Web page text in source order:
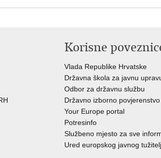
Korisne
Vlada Republike Hrvatske
Državna škola za javnu
Odbor za državnu službu
Državno izborno povjerenstvo
Your Europe portal
Potresinfo
Službeno mjesto za sve
Ured europskog javnog